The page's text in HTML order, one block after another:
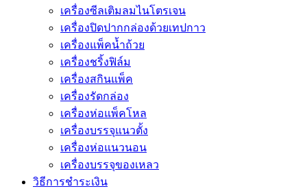
เครื่องซีลเติมลมไนโตรเจน
เครื่องปิดปากกล่องด้วยเทปกาว
เครื่องแพ็คน้ำถ้วย
เครื่องชริ้งฟิล์ม
เครื่องสกินแพ็ค
เครื่องรัดกล่อง
เครื่องห่อแพ็คโหล
เครื่องบรรจุแนวตั้ง
เครื่องห่อแนวนอน
เครื่องบรรจุของเหลว
วิธีการชำระเงิน